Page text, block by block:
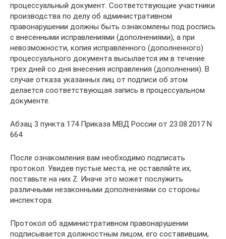
процессуальный документ. Соответствующие участники
производства по делу об административном
правонарушении должны быть ознакомлены под роспись
с внесенными исправлениями (дополнениями), а при
невозможности, копия исправленного (дополненного)
процессуального документа высылается им в течение
трех дней со дня внесения исправления (дополнения). В
случае отказа указанных лиц от подписи об этом
делается соответствующая запись в процессуальном
документе.
Абзац 3 пункта 174 Приказа МВД России от 23.08.2017 N
664
После ознакомления вам необходимо подписать
протокол. Увидев пустые места, не оставляйте их,
поставьте на них Z. Иначе это может послужить
различными незаконными дополнениями со стороны
инспектора.
Протокол об административном правонарушении
подписывается должностным лицом, его составившим,